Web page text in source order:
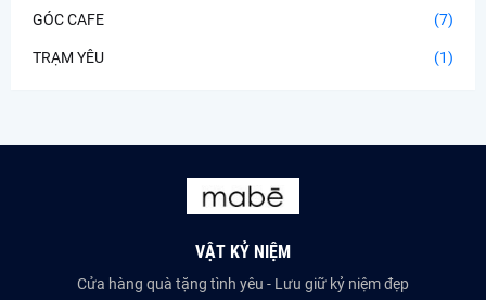
GÓC CAFE (7)
TRẠM YÊU (1)
VẬT KỶ NIỆM
Cửa hàng quà tặng tình yêu - Lưu giữ kỷ niệm đẹp